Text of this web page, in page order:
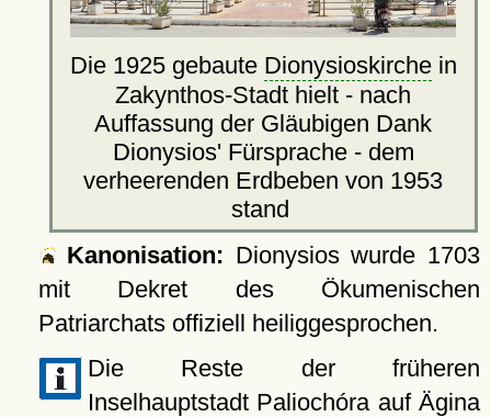
Die 1925 gebaute Dionysioskirchein
Zakynthos-Stadt hielt - nach
Auffassung der Gläubigen Dank
Dionysios' Fürsprache - dem
verheerenden Erdbeben von 1953
stand
Kanonisation: Dionysios wurde 1703
mit Dekret des Ökumenischen
Patriarchats offiziell heiliggesprochen.
Die Reste der früheren
Inselhauptstadt Paliochóra auf Ägina